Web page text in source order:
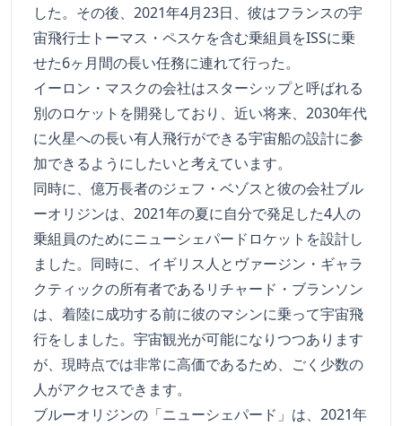
した。その後、2021年4月23日、彼はフランスの宇
宙飛行士トーマス・ペスケを含む乗組員をISSに乗
せた6ヶ月間の長い任務に連れて行った。
イーロン・マスクの会社はスターシップと呼ばれる
別のロケットを開発しており、近い将来、2030年代
に火星への長い有人飛行ができる宇宙船の設計に参
加できるようにしたいと考えています。
同時に、億万長者のジェフ・ベゾスと彼の会社ブル
ーオリジンは、2021年の夏に自分で発足した4人の
乗組員のためにニューシェパードロケットを設計し
ました。同時に、イギリス人とヴァージン・ギャラ
クティックの所有者であるリチャード・ブランソン
は、着陸に成功する前に彼のマシンに乗って宇宙飛
行をしました。宇宙観光が可能になりつつあります
が、現時点では非常に高価であるため、ごく少数の
人がアクセスできます。
ブルーオリジンの「ニューシェパード」は、2021年